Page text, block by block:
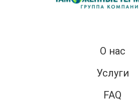
О нас
Услуги
FAQ